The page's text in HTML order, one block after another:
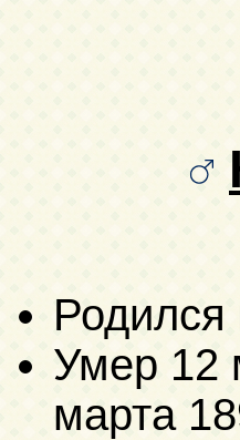
Родился
Умер 12
марта